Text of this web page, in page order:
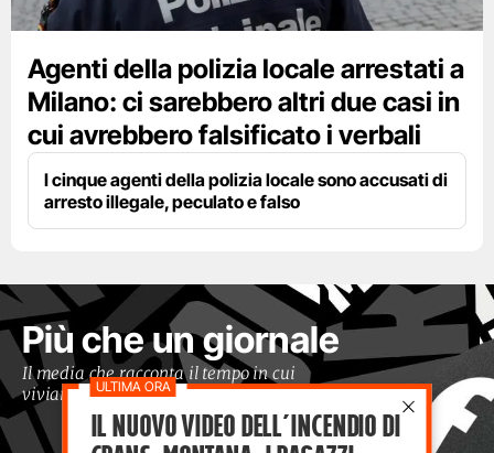
Agenti della polizia locale arrestati a
Milano: ci sarebbero altri due casi in
cui avrebbero falsificato i verbali
I cinque agenti della polizia locale sono accusati di
arresto illegale, peculato e falso
Più che un giornale
Il media che racconta il tempo in cui
viviamo con occhi moderni
Il nuovo video dell’incendio di